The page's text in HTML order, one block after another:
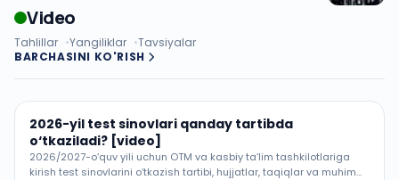
Video
Tahlillar Yangiliklar
Tavsiyalar
BARCHASINI KO'RISH
2026-yil test sinovlari qanday tartibda
o‘tkaziladi? [video]
2026/2027-o‘quv yili uchun OTM va kasbiy ta’lim tashkilotlariga
kirish test sinovlarini o‘tkazish tartibi, hujjatlar, taqiqlar va muhim